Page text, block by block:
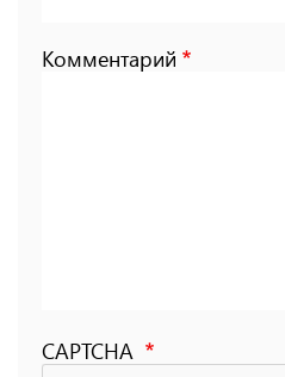
Комментарий
CAPTCHA